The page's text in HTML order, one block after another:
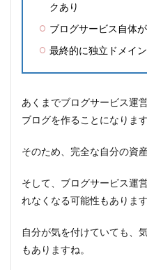
クあり
ブログサービス自体
最終的に独立ドメイ
あくまでブログサービス運
ブログを作ることになります
そのため、完全な自分の資
そして、ブログサービス運
れなくなる可能性もあります
自分が気を付けていても、
もありますね。